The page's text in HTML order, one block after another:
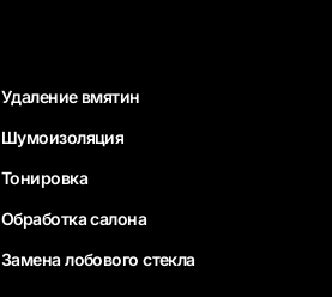
Удаление вмятин
Шумоизоляция
Тонировка
Обработка салона
Замена лобового стекла